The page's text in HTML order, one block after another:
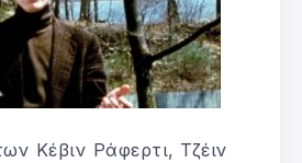
Κέβιν Ράφερτι, Τζέιν